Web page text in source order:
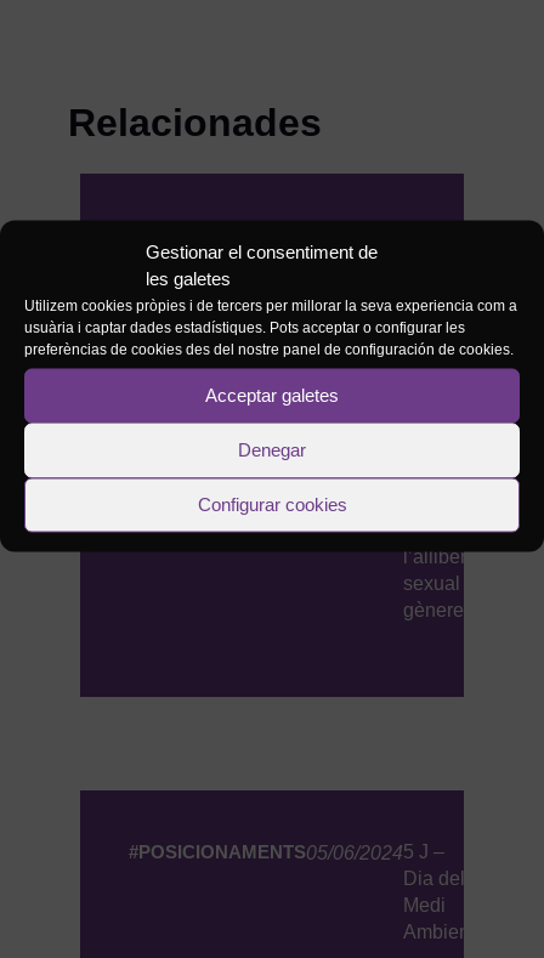
Gestionar el consentiment de
les galetes
Utilizem cookies pròpies i de tercers per millorar la seva experiencia com a
usuària i captar dades estadístiques. Pots acceptar o configurar les
preferèncias de cookies des del nostre panel de configuración de cookies.
Acceptar galetes
Denegar
Configurar cookies
Relacionades
#POSICIONAMENTS28/06/2024
per
l’alliberament
sexual i de
gènere
#POSICIONAMENTS05/06/20245 J –
Dia del
Medi
Ambient